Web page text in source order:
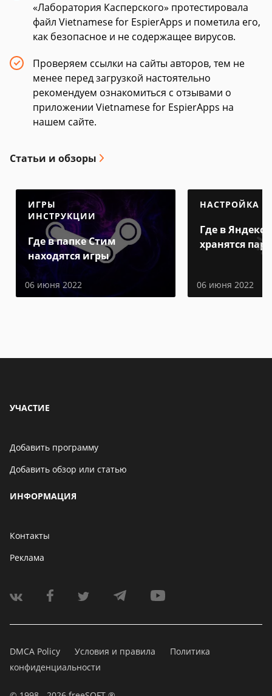
«Лаборатория Касперского» протестировала
файл Vietnamese for EspierApps и пометила его,
как безопасное и не содержащее вирусов.
Проверяем ссылки на сайты авторов, тем не
менее перед загрузкой настоятельно
рекомендуем ознакомиться с отзывами о
приложении Vietnamese for EspierApps на
нашем сайте.
Статьи и обзоры
ИГРЫ
ИНСТРУКЦИИ
Где в папке Стим
находятся игры
06 июня 2022
НАСТРОЙКА
Где в Яндекс
хранятся
06 июня 2022
УЧАСТИЕ
Добавить программу
Добавить обзор или статью
ИНФОРМАЦИЯ
Контакты
Реклама
DMCA Policy Условия и правила
Политика
конфиденциальности